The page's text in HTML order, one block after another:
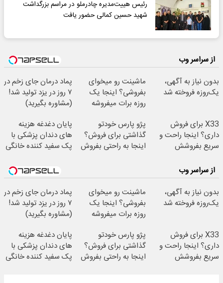
رئیس هییت‌مدیره چادرملو در مراسم بزرگداشت
شهید حسین کمالی حضور یافت
از سراسر وب
بدون نیاز به آگهی،
یک‌روزه فروخته شد
ماشینت رو میخوای
بفروشی؟ اینجا یک
روزه برات میفروشه
پماد درمان جای زخم در
۷ روز در یزد تولید شد!
(مشاوره بگیرید)
X33 برای فروش
داری؟ اینجا راحت و
سریع بفروشش
پژو پارس خودتو
گذاشتی برای فروش؟
اینجا به راحتی بفروش
پایان دغدغه هزینه
های دندان پزشکی با
پک سفید کننده خانگی
از سراسر وب
بدون نیاز به آگهی،
یک‌روزه فروخته شد
ماشینت رو میخوای
بفروشی؟ اینجا یک
روزه برات میفروشه
پماد درمان جای زخم در
۷ روز در یزد تولید شد!
(مشاوره بگیرید)
X33 برای فروش
داری؟ اینجا راحت و
سریع بفروشش
پژو پارس خودتو
گذاشتی برای فروش؟
اینجا به راحتی بفروش
پایان دغدغه هزینه
های دندان پزشکی با
پک سفید کننده خانگی